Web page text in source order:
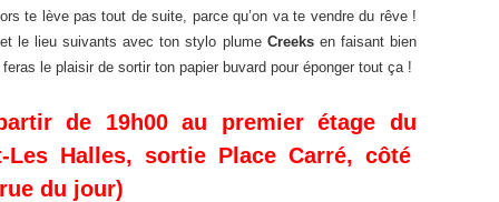
te lève pas tout de suite, parce qu’on va te vendre du rêve !
le lieu suivants avec ton stylo plume Creeksen faisant bien
le plaisir de sortir ton papier buvard pour éponger tout ça !
de 19h00 au premier étage du
Les Halles, sortie Place Carré, côté
du jour)